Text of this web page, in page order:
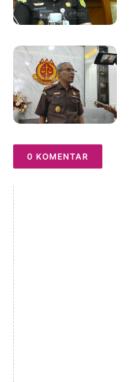
0 KOMENTAR